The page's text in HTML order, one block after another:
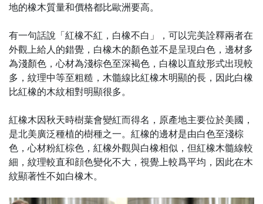
地的橡木質量和價格都比歐洲要高。
有一句話說「紅橡不紅，白橡不白」，可以完美詮釋兩者在
外觀上給人的錯覺，白橡木的顏色並不是呈現白色，邊材多
為淺顏色，心材為淺棕色至深褐色，白橡以直紋形式出現較
多，紋理中等至粗糙，木髓線比紅橡木明顯的長，因此白橡
比紅橡的木紋相對明顯很多。
紅橡木因秋天時樹葉會變紅而得名，原產地主要位於美國，
是北美廣泛種植的樹種之一。紅橡的邊材是由白色至淺棕
色，心材粉紅棕色，紅橡外觀與白橡相似，但紅橡木髓線較
細，紋理較直和顔色變化不大，視覺上較爲平均，因此在木
紋顯著性不如白橡木。